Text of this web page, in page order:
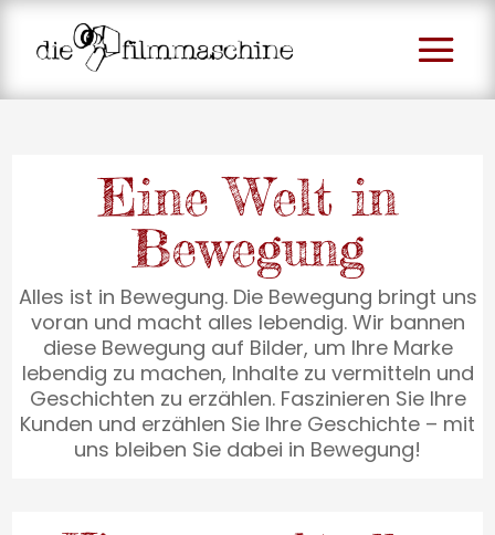
Eine Welt in
Bewegung
Alles ist in Bewegung. Die Bewegung bringt uns
voran und macht alles lebendig. Wir bannen
diese Bewegung auf Bilder, um Ihre Marke
lebendig zu machen, Inhalte zu vermitteln und
Geschichten zu erzählen. Faszinieren Sie Ihre
Kunden und erzählen Sie Ihre Geschichte – mit
uns bleiben Sie dabei in Bewegung!